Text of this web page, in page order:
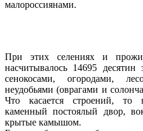
малороссиянами.
При этих селениях и
насчитывалось 14695
сенокосами, огородами,
неудобьями (оврагами и
Что касается строений, то
каменный постоялый двор,
крытые камышом.